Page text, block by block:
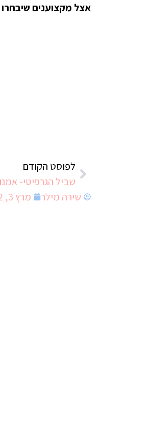
אצל מקצוענים
לפוסט הקודם
שביל הגרפיטי-
שירה מילר
מרץ 3, 2022